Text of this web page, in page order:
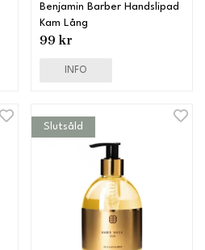
Benjamin Barber Handslipad
Kam Lång
99 kr
INFO
Slutsåld